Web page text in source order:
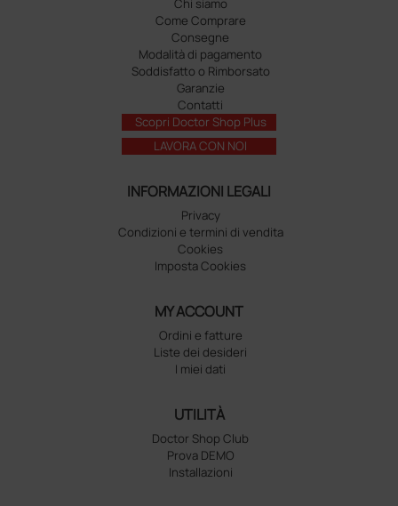
Chi siamo
Come Comprare
Consegne
Modalità di pagamento
Soddisfatto o Rimborsato
Garanzie
Contatti
Scopri Doctor Shop Plus
LAVORA CON NOI
INFORMAZIONI LEGALI
Privacy
Condizioni e termini di vendita
Cookies
Imposta Cookies
MY ACCOUNT
Ordini e fatture
Liste dei desideri
I miei dati
UTILITÀ
Doctor Shop Club
Prova DEMO
Installazioni